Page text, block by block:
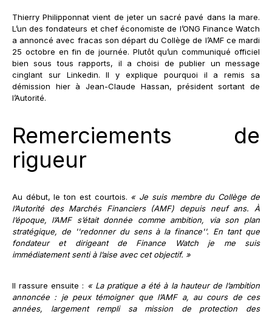
Thierry Philipponnat vient de jeter un sacré pavé dans la mare.
L’un des fondateurs et chef économiste de l’ONG Finance Watch
a annoncé avec fracas son départ du Collège de l’AMF ce mardi
25 octobre en fin de journée. Plutôt qu’un communiqué officiel
bien sous tous rapports, il a choisi de publier un message
cinglant sur Linkedin. Il y explique pourquoi il a remis sa
démission hier à Jean-Claude Hassan, président sortant de
l’Autorité.
Remerciements de
rigueur
Au début, le ton est courtois. « Je suis membre du Collège de
l’Autorité des Marchés Financiers (AMF) depuis neuf ans. À
l’époque, l’AMF s’était donnée comme ambition, via son plan
stratégique, de ''redonner du sens à la finance''. En tant que
fondateur et dirigeant de Finance Watch je me suis
immédiatement senti à l’aise avec cet objectif. »
Il rassure ensuite : « La pratique a été à la hauteur de l’ambition
annoncée : je peux témoigner que l’AMF a, au cours de ces
années, largement rempli sa mission de protection des